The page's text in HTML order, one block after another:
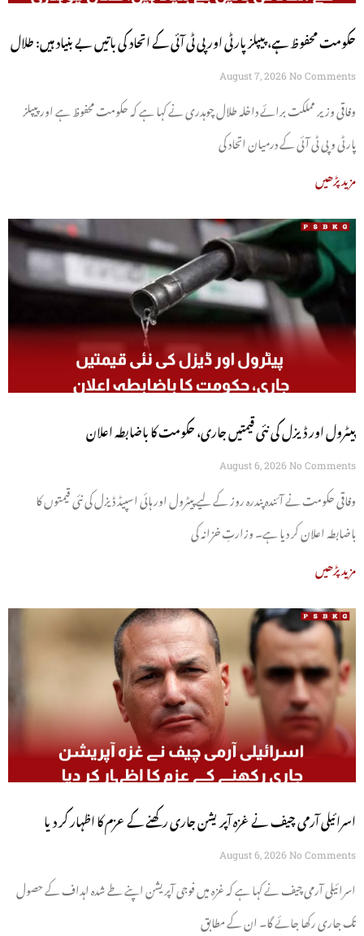
حکومت محفوظ ہے، پیپلز پارٹی اور پی ٹی آئی کے اتحاد کی باتیں بے بنیاد ہیں: طلال
چوہدری
August 7, 2026 No Comments
وفاقی وزیر مملکت برائے داخلہ طلال چوہدری نے کہا ہے کہ حکومت محفوظ ہے اور پیپلز
پارٹی و پی ٹی آئی کے درمیان اتحاد کی
مزید پڑھیں
پیٹرول اور ڈیزل کی نئی قیمتیں جاری، حکومت کا باضابطہ اعلان
August 6, 2026 No Comments
وفاقی حکومت نے آئندہ پندرہ روز کے لیے پیٹرول اور ہائی اسپیڈ ڈیزل کی نئی قیمتوں کا
باضابطہ اعلان کر دیا ہے۔ وزارتِ خزانہ کی
مزید پڑھیں
اسرائیلی آرمی چیف نے غزہ آپریشن جاری رکھنے کے عزم کا اظہار کر دیا
August 6, 2026 No Comments
اسرائیلی آرمی چیف نے کہا ہے کہ غزہ میں فوجی آپریشن اپنے طے شدہ اہداف کے حصول
تک جاری رکھا جائے گا۔ ان کے مطابق